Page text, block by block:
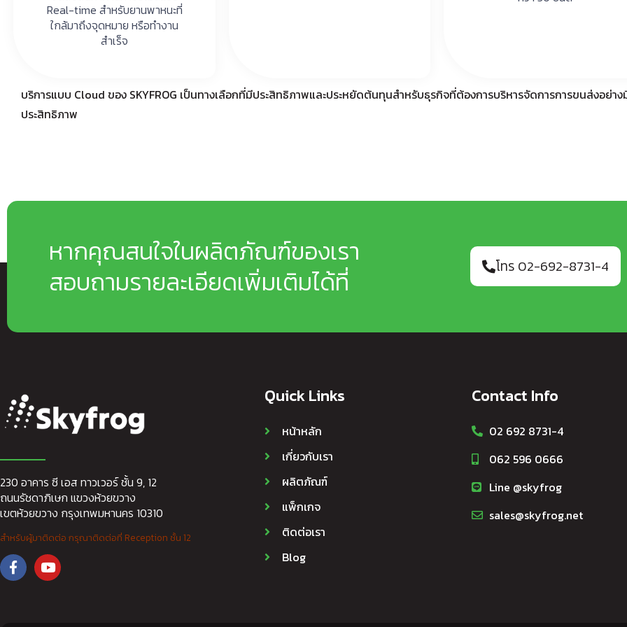
Real-time สำหรับยานพาหนะที่
ใกล้มาถึงจุดหมาย หรือทำงาน
สำเร็จ
บริการแบบ Cloud ของ SKYFROG เป็นทางเลือกที่มีประสิทธิภาพและประหยัดต้นทุนสำหรับธุรกิจที่ต้องการบริหารจัดการการขนส่งอย่าง
ประสิทธิภาพ
หากคุณสนใจในผลิตภัณฑ์ของเรา
สอบถามรายละเอียดเพิ่มเติมได้ที่
โทร 02-692-8731-4
230 อาคาร ซี เอส ทาวเวอร์ ชั้น 9, 12
ถนนรัชดาภิเษก แขวงห้วยขวาง
เขตห้วยขวาง กรุงเทพมหานคร 10310
สำหรับผู้มาติดต่อ กรุณาติดต่อที่ Reception ชั้น 12
Quick Links
หน้าหลัก
เกี่ยวกับเรา
ผลิตภัณฑ์
แพ็กเกจ
ติดต่อเรา
Blog
Contact Info
02 692 8731-4
062 596 0666
Line @skyfrog
sales@skyfrog.net